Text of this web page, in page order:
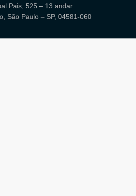
Pais, 525 – 13 andar
São Paulo – SP, 04581-060